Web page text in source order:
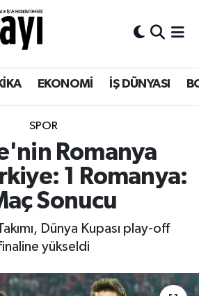
EKONOMİ İŞ DÜNYASI
SPOR
Romanya
1 Romanya:
Sonucu
Dünya Kupası play-off
yükseldi
Vakitleri
Durumu ve Fikstür